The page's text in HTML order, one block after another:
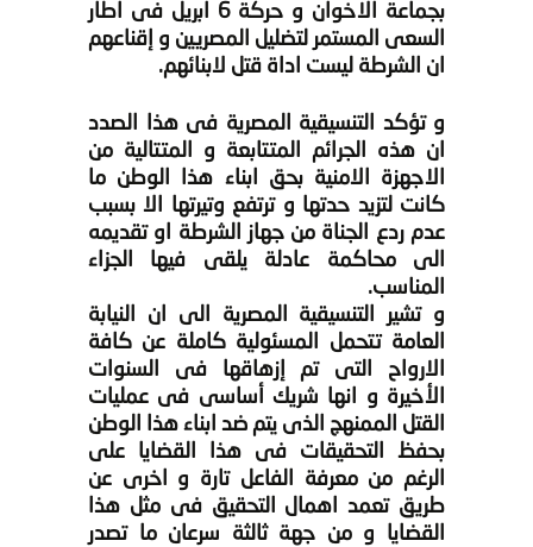
بجماعة الاخوان و حركة 6 ابريل فى اطار
السعى المستمر لتضليل المصريين و إقناعهم
ان الشرطة ليست اداة قتل لابنائهم.
و تؤكد التنسيقية المصرية فى هذا الصدد
ان هذه الجرائم المتتابعة و المتتالية من
الاجهزة الامنية بحق ابناء هذا الوطن ما
كانت لتزيد حدتها و ترتفع وتيرتها الا بسبب
عدم ردع الجناة من جهاز الشرطة او تقديمه
الى محاكمة عادلة يلقى فيها الجزاء
المناسب.
و تشير التنسيقية المصرية الى ان النيابة
العامة تتحمل المسئولية كاملة عن كافة
الارواح التى تم إزهاقها فى السنوات
الأخيرة و انها شريك أساسى فى عمليات
القتل الممنهج الذى يتم ضد ابناء هذا الوطن
بحفظ التحقيقات فى هذا القضايا على
الرغم من معرفة الفاعل تارة و اخرى عن
طريق تعمد اهمال التحقيق فى مثل هذا
القضايا و من جهة ثالثة سرعان ما تصدر